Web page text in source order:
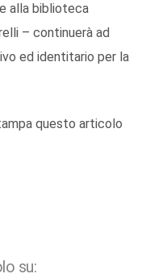
alla biblioteca
– continuerà ad
ed identitario per la
questo articolo
su: